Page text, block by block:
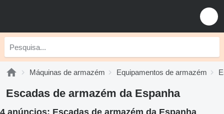
Máquinas de armazém Equipamentos de armazém
Escadas de armazém da Espanha
4 anúncios: Escadas de armazém da Espanha